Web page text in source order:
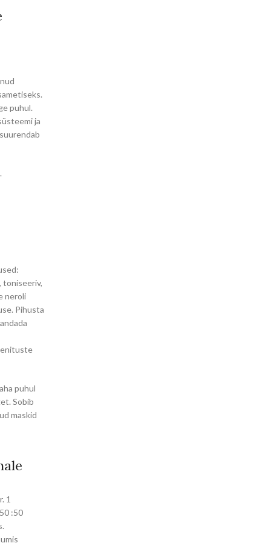
puhul.
ja
toniseeriv,
neroli
Pihusta
puhul
Sobib
maskid
1
:50